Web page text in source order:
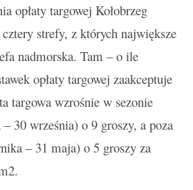
opłaty targowej Kołobrzeg
cztery strefy, z których największe
nadmorska. Tam – o ile
opłaty targowej zaakceptuje
targowa wzrośnie w sezonie
30 września) o 9 groszy, a poza
– 31 maja) o 5 groszy za